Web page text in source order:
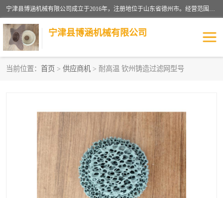
宁津县博涵机械有限公司成立于2016年，注册地位于山东省德州市。经营范围包括：机械设备研发、生产及销售，铸造用造型材料生产、销售，玻璃纤维及制品制造、销售，汽车零配件零售，机械零件、零部件加工，机械零件、零部件销售等；主要产品有：纤维过滤网,陶瓷过滤器,泡沫陶瓷过滤器,耐高温纤维过滤器,铸铁过滤器,铸铜过滤网,铸铝过滤网,铝轮毂过滤网,高效过滤网,高效陶瓷过滤网,高效纤维过滤网。
宁津县博涵机械有限公司
当前位置： 首页 > 供应商机 > 耐高温 钦州铸造过滤网型号
纤维网 挡渣棉
挡渣网 避脏网